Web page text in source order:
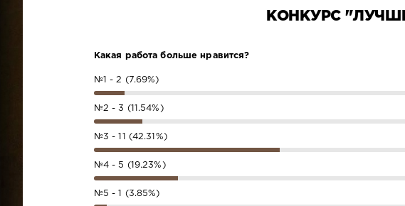
КОНКУРС
Какая работа больше нравится?
№1 - 2 (7.69%)
№2 - 3 (11.54%)
№3 - 11 (42.31%)
№4 - 5 (19.23%)
№5 - 1 (3.85%)